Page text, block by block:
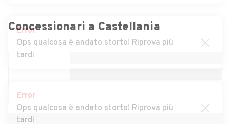
Auto usate Brignano-
Frascata
Auto usate Cabella Ligure
Auto usate Camagna
Concessionari aCastellania
Error
Ops qualcosa è andato storto! Riprova più
tardi
Error
Ops qualcosa è andato storto! Riprova più
tardi